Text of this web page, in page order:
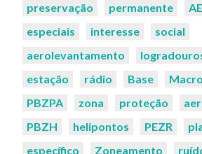
preservação
permanente
especiais
interesse
social
aerolevantamento
estação
rádio Base
PBZPA
zona proteção
PBZH
helipontos PEZR
específico
Zoneamento